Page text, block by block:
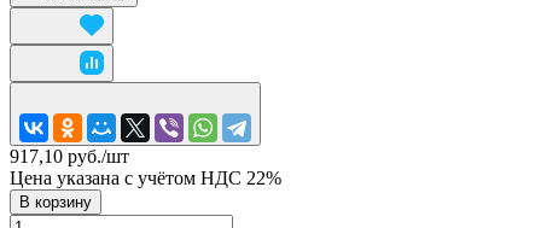
917,10 руб./шт
Цена указана с учётом НДС 22%
В корзину